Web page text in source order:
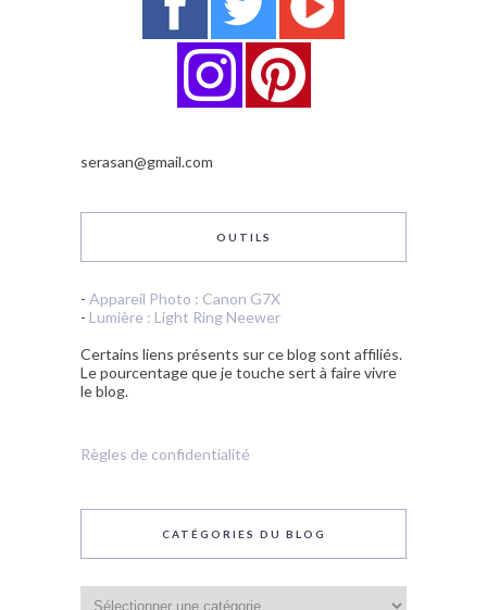
serasan@gmail.com
OUTILS
- Appareil Photo : Canon G7X
- Lumière : Light Ring Neewer
Certains liens présents sur ce blog sont affiliés.
Le pourcentage que je touche sert à faire vivre
le blog.
Règles de confidentialité
CATÉGORIES DU BLOG